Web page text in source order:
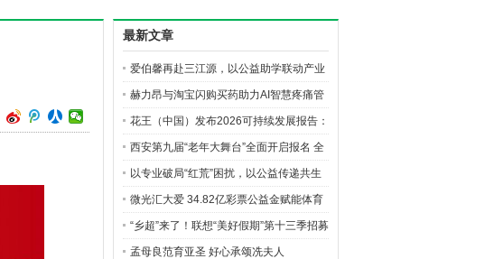
最新文章
爱伯馨再赴三江源，以公益助学联动产业
创新构筑长效ESG
赫力昂与淘宝闪购买药助力AI智慧疼痛管
理生态建设，共筑无痛中国美好愿景
花王（中国）发布2026可持续发展报告：
绿色产品、价值共创与公益深耕并行
西安第九届“老年大舞台”全面开启报名 全
城银发达人齐聚逐梦
以专业破局“红荒”困扰，以公益传递共生
之美 花王珂润“珂学守护计划”落地榆林，
油敏肌修护新品亮相
微光汇大爱 34.82亿彩票公益金赋能体育
强国建设
“乡超”来了！联想“美好假期”第十三季招募
进行中
孟母良范育亚圣 好心承颂冼夫人